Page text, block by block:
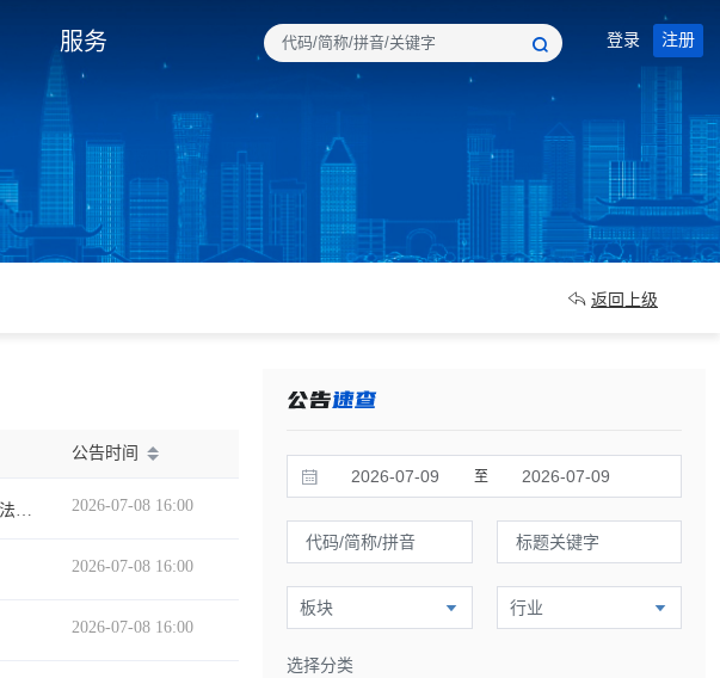
服务 登录 注册
返回上级
公告时间
北京市君合律师事务所关于公司首次公开发行股票并在深圳证券交易所创业板上市之法律意见书 2026-07-08 16:00
2026-07-08 16:00
2026-07-08 16:00
至
板块 行业
选择分类